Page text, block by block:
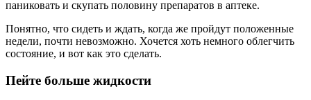
паниковать и скупать половину препаратов в аптеке.
Понятно, что сидеть и ждать, когда же пройдут положенные
недели, почти невозможно. Хочется хоть немного облегчить
состояние, и вот как это сделать.
Пейте больше жидкости